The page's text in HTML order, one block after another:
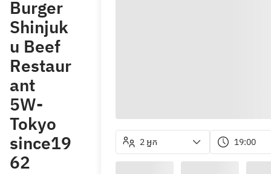
Burger
Shinjuk
u Beef
Restaur
ant
5W-
Tokyo
since19
62
2 អ្នក 19:00